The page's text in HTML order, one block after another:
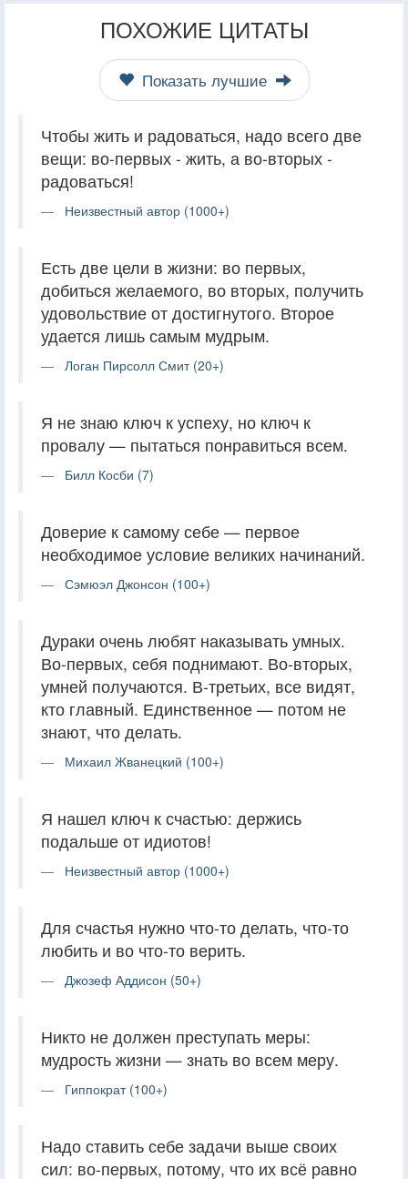
ПОХОЖИЕ ЦИТАТЫ
Показать лучшие
Чтобы жить и радоваться, надо всего две
вещи: во-первых - жить, а во-вторых -
радоваться!
Неизвестный автор (1000+)
Есть две цели в жизни: во первых,
добиться желаемого, во вторых, получить
удовольствие от достигнутого. Второе
удается лишь самым мудрым.
Логан Пирсолл Смит (20+)
Я не знаю ключ к успеху, но ключ к
провалу — пытаться понравиться всем.
Билл Косби (7)
Доверие к самому себе — первое
необходимое условие великих начинаний.
Сэмюэл Джонсон (100+)
Дураки очень любят наказывать умных.
Во-первых, себя поднимают. Во-вторых,
умней получаются. В-третьих, все видят,
кто главный. Единственное — потом не
знают, что делать.
Михаил Жванецкий (100+)
Я нашел ключ к счастью: держись
подальше от идиотов!
Неизвестный автор (1000+)
Для счастья нужно что-то делать, что-то
любить и во что-то верить.
Джозеф Аддисон (50+)
Никто не должен преступать меры:
мудрость жизни — знать во всем меру.
Гиппократ (100+)
Надо ставить себе задачи выше своих
сил: во-первых, потому, что их всё равно